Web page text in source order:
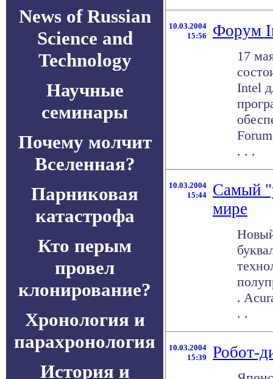
News of Russian
Science and
Technology
Научные
семинары
Почему молчит
Вселенная?
Парниковая
катастрофа
Кто перым
провел
клонирование?
Хронология и
парахронология
История и
10.03.2004
15:56
Форум
17
Intel
. . .
10.03.2004
15:44
Самый
мире
.
. .
10.03.2004
15:39
Робот-